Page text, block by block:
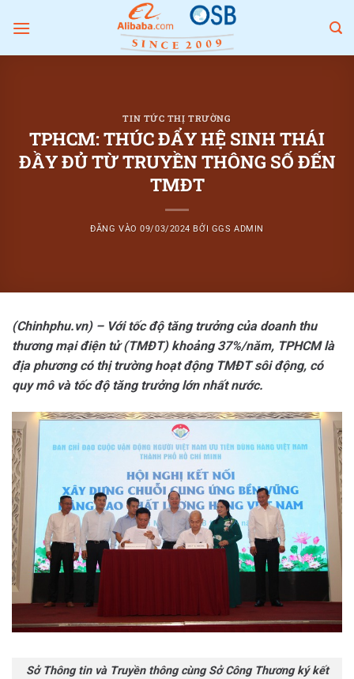
qua
TIN TỨC THỊ TRƯỜNG
TPHCM: THÚC ĐẨY HỆ SINH THÁI
ĐẦY ĐỦ TỪ TRUYỀN THÔNG SỐ ĐẾN
TMĐT
ĐĂNG VÀO09/03/2024 BỞI GGS ADMIN
(Chinhphu.vn) – Với tốc độ tăng trưởng của doanh thu
thương mại điện tử (TMĐT) khoảng 37%/năm, TPHCM là
địa phương có thị trường hoạt động TMĐT sôi động, có
quy mô và tốc độ tăng trưởng lớn nhất nước.
Sở Thông tin và Truyền thông cùng Sở Công Thương ký kết